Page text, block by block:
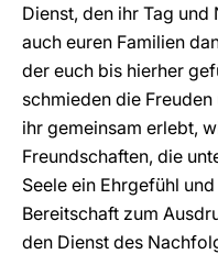
Dienst, den ihr Tag
auch euren Familien
der euch bis hierher
schmieden die
ihr gemeinsam erlebt,
Freundschaften, die
Seele ein Ehrgefühl
Bereitschaft zum
den Dienst des